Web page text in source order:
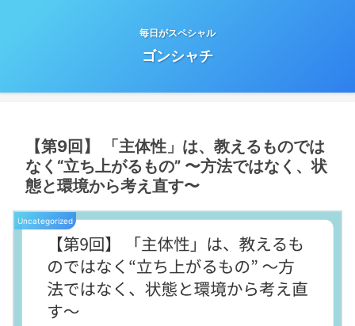
毎日がスペシャル
ゴンシャチ
【第9回】 「主体性」は、教えるものでは
なく“立ち上がるもの” 〜方法ではなく、状
態と環境から考え直す〜
Uncategorized